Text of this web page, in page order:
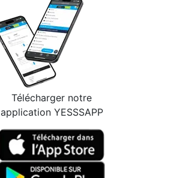
Télécharger notre
application YESSSAPP